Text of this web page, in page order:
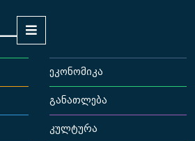
ეკონომიკა
განათლება
კულტურა